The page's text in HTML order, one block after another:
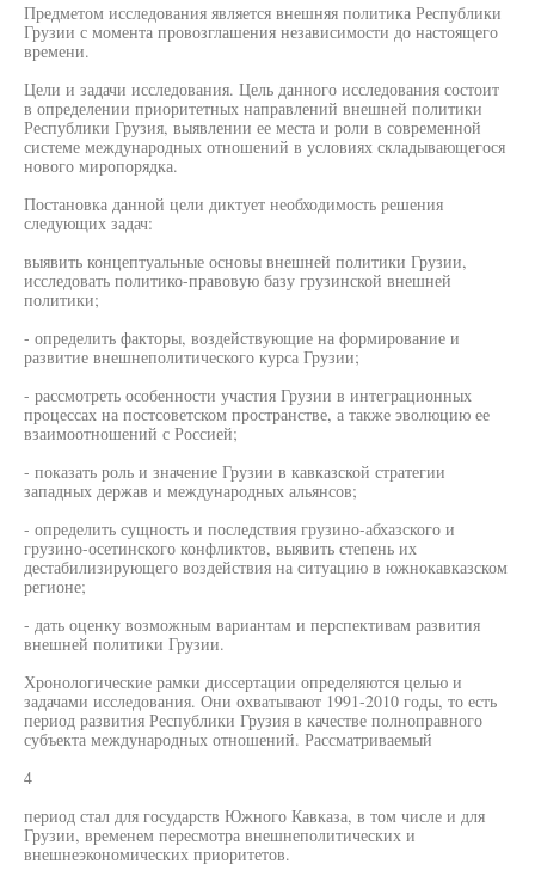
Предметом исследования является внешняя политика Республики
Грузии с момента провозглашения независимости до настоящего
времени.
Цели и задачи исследования. Цель данного исследования состоит
в определении приоритетных направлений внешней политики
Республики Грузия, выявлении ее места и роли в современной
системе международных отношений в условиях складывающегося
нового миропорядка.
Постановка данной цели диктует необходимость решения
следующих задач:
выявить концептуальные основы внешней политики Грузии,
исследовать политико-правовую базу грузинской внешней
политики;
- определить факторы, воздействующие на формирование и
развитие внешнеполитического курса Грузии;
- рассмотреть особенности участия Грузии в интеграционных
процессах на постсоветском пространстве, а также эволюцию ее
взаимоотношений с Россией;
- показать роль и значение Грузии в кавказской стратегии
западных держав и международных альянсов;
- определить сущность и последствия грузино-абхазского и
грузино-осетинского конфликтов, выявить степень их
дестабилизирующего воздействия на ситуацию в южнокавказском
регионе;
- дать оценку возможным вариантам и перспективам развития
внешней политики Грузии.
Хронологические рамки диссертации определяются целью и
задачами исследования. Они охватывают 1991-2010 годы, то есть
период развития Республики Грузия в качестве полноправного
субъекта международных отношений. Рассматриваемый
4
период стал для государств Южного Кавказа, в том числе и для
Грузии, временем пересмотра внешнеполитических и
внешнеэкономических приоритетов.